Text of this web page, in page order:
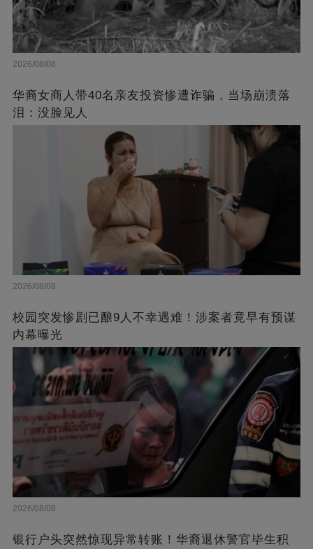
2026/08/08
华裔女商人带40名亲友投资惨遭诈骗，当场崩溃落
泪：没脸见人
2026/08/08
校园突发惨剧已酿9人不幸遇难！涉案者竟早有预谋
内幕曝光
2026/08/08
银行户头突然惊现异常转账！华裔退休警官毕生积